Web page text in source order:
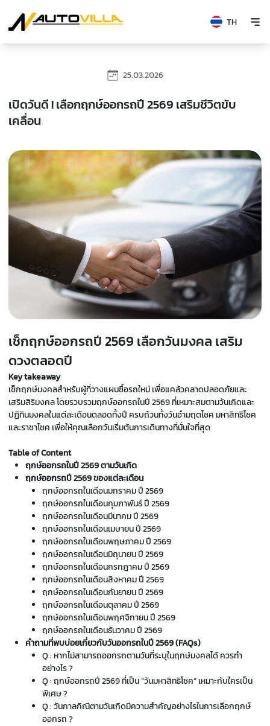
TH
25.03.2026
เปิดวันดี ! เลือกฤกษ์ออกรถปี 2569 เสริมชีวิตขับ
เคลื่อน
เช็กฤกษ์ออกรถปี 2569 เลือกวันมงคล เสริม
ดวงตลอดปี
Key takeaway
เช็กฤกษ์มงคลสำหรับผู้ที่วางแผนซื้อรถใหม่ เพื่อแคล้วคลาดปลอดภัยและ
เสริมสิริมงคล โดยรวบรวมฤกษ์ออกรถในปี 2569 ที่เหมาะสมตามวันเกิดและ
ปฏิทินมงคลในแต่ละเดือนตลอดทั้งปี ครบถ้วนทั้งวันอำมฤตโชค มหาสิทธิโชค
และราชาโชค เพื่อให้คุณเลือกวันเริ่มต้นการเดินทางที่มั่นใจที่สุด
Table of Content
ฤกษ์ออกรถในปี 2569 ตามวันเกิด
ฤกษ์ออกรถปี 2569 ของแต่ละเดือน
ฤกษ์ออกรถในเดือนมกราคม ปี 2569
ฤกษ์ออกรถในเดือนกุมภาพันธ์ ปี 2569
ฤกษ์ออกรถในเดือนมีนาคม ปี 2569
ฤกษ์ออกรถในเดือนเมษายน ปี 2569
ฤกษ์ออกรถในเดือนพฤษภาคม ปี 2569
ฤกษ์ออกรถในเดือนมิถุนายน ปี 2569
ฤกษ์ออกรถในเดือนกรกฎาคม ปี 2569
ฤกษ์ออกรถในเดือนสิงหาคม ปี 2569
ฤกษ์ออกรถในเดือนกันยายน ปี 2569
ฤกษ์ออกรถในเดือนตุลาคม ปี 2569
ฤกษ์ออกรถในเดือนพฤศจิกายน ปี 2569
ฤกษ์ออกรถในเดือนธันวาคม ปี 2569
คำถามที่พบบ่อยเกี่ยวกับวันออกรถในปี 2569 (FAQs)
Q : หากไม่สามารถออกรถตามวันที่ระบุในฤกษ์มงคลได้ ควรทำ
อย่างไร ?
Q : ฤกษ์ออกรถปี 2569 ที่เป็น “วันมหาสิทธิโชค” เหมาะกับใครเป็น
พิเศษ ?
Q : วันกาลกิณีตามวันเกิดมีความสำคัญอย่างไรในการเลือกฤกษ์
ออกรถ ?